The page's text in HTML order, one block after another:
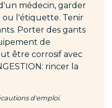
médecin, garder
ou l'étiquette. Tenir
Porter des gants
de
être corrosif avec
rincer la
d'emploi.